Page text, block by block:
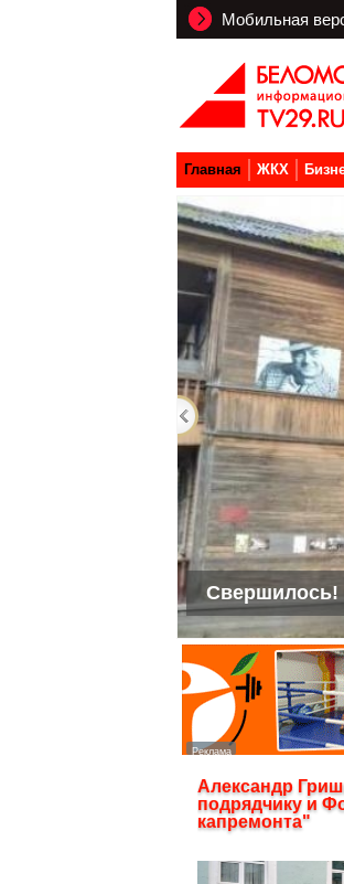
Мобильная
Главная ЖКХ
Свершилось!
Александр
подрядчику и
капремонта"